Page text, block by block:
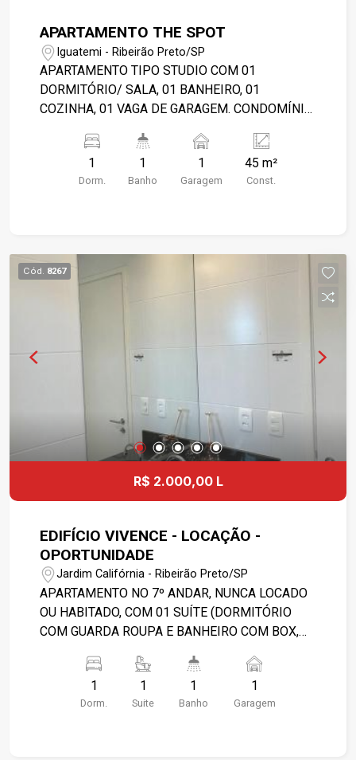
APARTAMENTO THE SPOT
Iguatemi - Ribeirão Preto/SP
APARTAMENTO TIPO STUDIO COM 01
DORMITÓRIO/ SALA, 01 BANHEIRO, 01
COZINHA, 01 VAGA DE GARAGEM. CONDOMÍNIO
ÁREA DE LAZER COM PISCINA,
CHURRASQUEIRA E ESPAÇO VERDE, ÁREA
GOURMET, QUADRA E ÁREA DE ESTUDO. IPTU E
CONFIRMAR VALORES NA IMOBILIÁRIA.
1
Dorm.
1
Banho
1
Garagem
45 m²
Const.
Cód. 8267
R$ 2.000,00 L
EDIFÍCIO VIVENCE - LOCAÇÃO -
OPORTUNIDADE
Jardim Califórnia - Ribeirão Preto/SP
APARTAMENTO NO 7º ANDAR, NUNCA LOCADO
OU HABITADO, COM 01 SUÍTE (DORMITÓRIO
COM GUARDA ROUPA E BANHEIRO COM BOX,
PAPEL HIGIÊNICO E DUCHA HIGIÊNICA), 01
SALA, 01 COPA, 01 COZINHA (RICA EM
ARMÁRIOS). TODO APARTAMENTO COM PISO
1
Dorm.
1
Suite
1
Banho
1
Garagem